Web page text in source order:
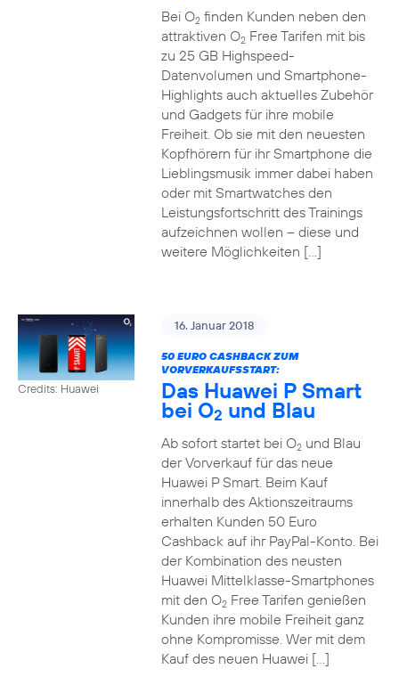
Bei O2finden Kunden neben den
attraktiven O2Free Tarifen mit bis
zu 25 GB Highspeed-
Datenvolumen und Smartphone-
Highlights auch aktuelles Zubehör
und Gadgets für ihre mobile
Freiheit. Ob sie mit den neuesten
Kopfhörern für ihr Smartphone die
Lieblingsmusik immer dabei haben
oder mit Smartwatches den
Leistungsfortschritt des Trainings
aufzeichnen wollen – diese und
weitere Möglichkeiten […]
Credits: Huawei
16. Januar 2018
50 EURO CASHBACK ZUM
VORVERKAUFSSTART:
Das Huawei P Smart
bei O2 und Blau
Ab sofort startet bei O2und Blau
der Vorverkauf für das neue
Huawei P Smart. Beim Kauf
innerhalb des Aktionszeitraums
erhalten Kunden 50 Euro
Cashback auf ihr PayPal-Konto. Bei
der Kombination des neusten
Huawei Mittelklasse-Smartphones
mit den O2Free Tarifen genießen
Kunden ihre mobile Freiheit ganz
ohne Kompromisse. Wer mit dem
Kauf des neuen Huawei […]